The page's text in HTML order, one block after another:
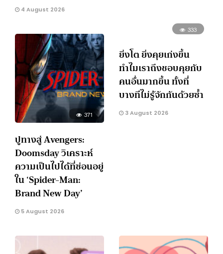
4 August 2026
371
ปูทางสู่ Avengers:
Doomsday วิเคราะห์
ความเป็นไปได้ที่ซ่อนอยู่
ใน ‘Spider-Man:
Brand New Day’
5 August 2026
333
ยิ่งโต ยิ่งคุยเก่งขึ้น
ทำไมเราถึงชอบคุยกับ
คนอื่นมากขึ้น ทั้งที่
บางทีไม่รู้จักกันด้วยซ้ำ
3 August 2026